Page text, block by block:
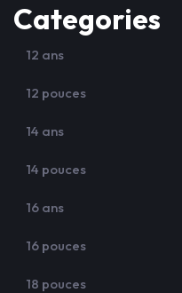
Categories
12 ans
12 pouces
14 ans
14 pouces
16 ans
16 pouces
18 pouces